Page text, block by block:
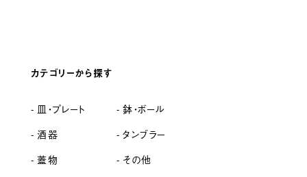
カテゴリーから探す
皿・プレート
鉢・ボール
酒器
タンブラー
蓋物
その他